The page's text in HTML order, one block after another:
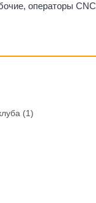
операторы CNC
(1)